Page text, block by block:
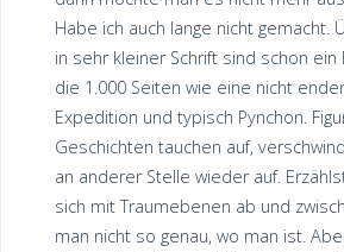
Habe ich auch lange nicht gemacht.
in sehr kleiner Schrift sind schon ein
die 1.000 Seiten wie eine nicht
Expedition und typisch Pynchon.
Geschichten tauchen auf,
an anderer Stelle wieder auf.
sich mit Traumebenen ab und
man nicht so genau, wo man ist.